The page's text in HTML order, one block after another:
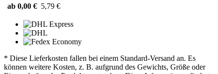
ab 0,00 € 5,79 €
* Diese Lieferkosten fallen bei einem Standard-Versand an. Es
können weitere Kosten, z. B. aufgrund des Gewichts, Größe oder